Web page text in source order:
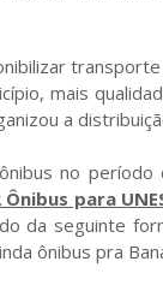
mais
a
no
Ônibus para
da seguinte
ônibus pra